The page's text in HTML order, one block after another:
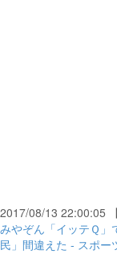
2017/08/13 22:00:05
みやぞん「イッテＱ」
民」間違えた - スポー